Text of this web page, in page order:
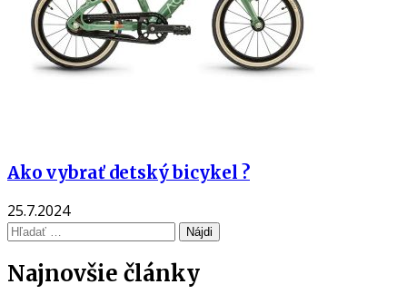
Ako vybrať detský bicykel ?
25.7.2024
Hľadať:
Najnovšie články